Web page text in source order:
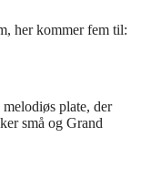
her kommer fem til:
plate, der
små og Grand